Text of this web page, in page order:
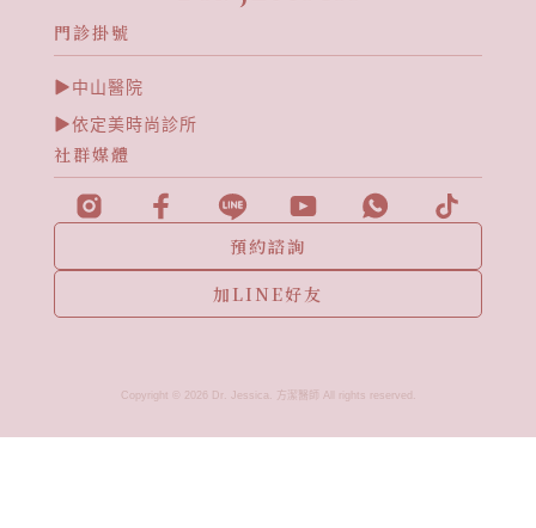
門診掛號
中山醫院
依定美時尚診所
社群媒體
預約諮詢
加LINE好友
Copyright © 2026 Dr. Jessica. 方潔醫師 All rights reserved.